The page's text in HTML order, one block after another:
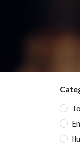
Inicio